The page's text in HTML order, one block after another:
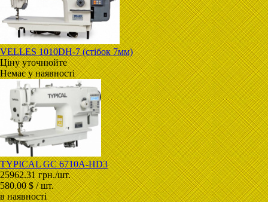
VELLES 1010DН-7 (стібок 7мм)
Ціну уточнюйте
Немає у наявності
TYPICAL GC 6710A-HD3
25962.31 грн./шт.
580.00 $ / шт.
в наявності